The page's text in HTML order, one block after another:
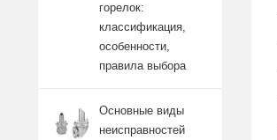
горелок:
классификация,
особенности,
правила выбора
Основные виды
неисправностей